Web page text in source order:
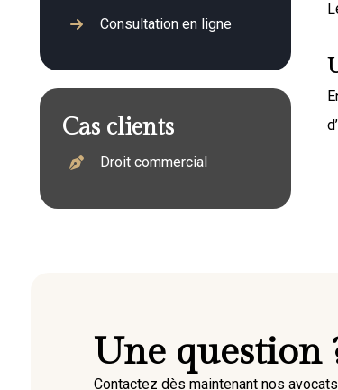
Consultation en ligne
Cas clients
Droit commercial
Une question
Contactez dès maintenant nos